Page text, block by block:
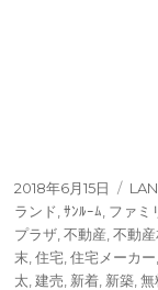
投
稿
日:
2018年6月15日
タ
グ
ランド ,ｻﾝﾙｰﾑ ファミ
プラザ ,不動産 ,不動
末 ,住宅 ,住宅メーカー
太 ,建売 新着 新築 ,無